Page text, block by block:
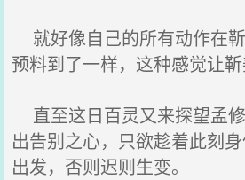
就好像自己的所有动作在
预料到了一样，这种感觉让靳
直至这日百灵又来探望孟
出告别之心，只欲趁着此刻
出发，否则迟则生变。